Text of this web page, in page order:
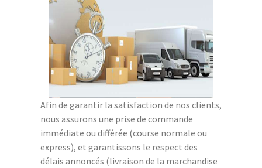
Afin de garantir la satisfaction de nos clients,
nous assurons une prise de commande
immédiate ou différée (course normale ou
express), et garantissons le respect des
délais annoncés (livraison de la marchandise